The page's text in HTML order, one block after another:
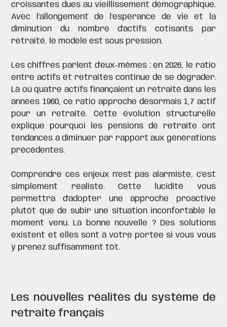
croissantes dues au vieillissement démographique.
Avec l'allongement de l'espérance de vie et la
diminution du nombre d'actifs cotisants par
retraité, le modèle est sous pression.
Les chiffres parlent d'eux-mêmes : en 2026, le ratio
entre actifs et retraités continue de se dégrader.
Là où quatre actifs finançaient un retraité dans les
années 1960, ce ratio approche désormais 1,7 actif
pour un retraité. Cette évolution structurelle
explique pourquoi les pensions de retraite ont
tendances à diminuer par rapport aux générations
précédentes.
Comprendre ces enjeux n'est pas alarmiste, c'est
simplement réaliste. Cette lucidité vous
permettra d'adopter une approche proactive
plutôt que de subir une situation inconfortable le
moment venu. La bonne nouvelle ? Des solutions
existent et elles sont à votre portée si vous vous
y prenez suffisamment tôt.
Les nouvelles réalités du système de
retraite français